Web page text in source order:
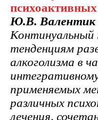
Ю.В. Валентик
Континуальный
тенденциям
алкоголизма в
применяемых
различных
лечения,